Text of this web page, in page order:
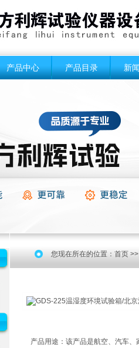
产品中心 产品目录 新
您现在所在的位置： 首页
产品用途：该产品是航空、汽车